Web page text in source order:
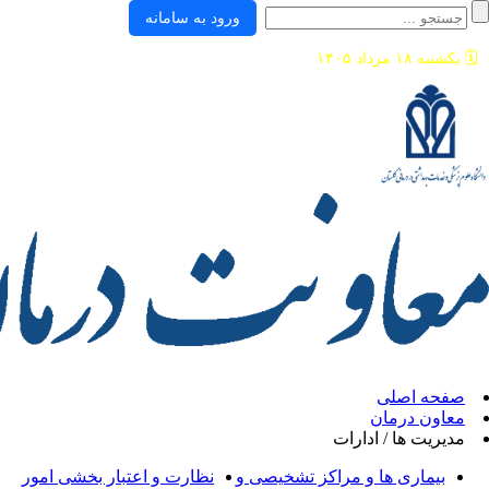
/ ادارات
ها و مراکز تشخیصی و
نظارت و اعتبار بخشی امور